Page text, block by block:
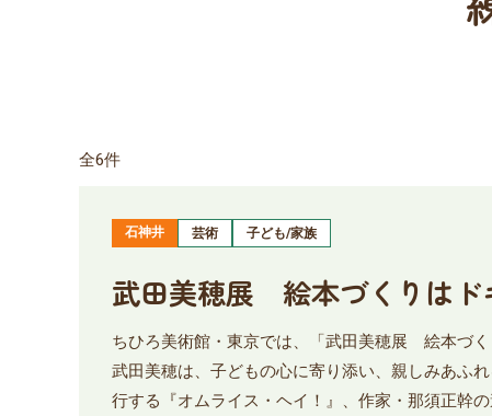
全6件
石神井 芸術 子ども/家族
武田美穂展 絵本づくりはド
ちひろ美術館・東京では、「武田美穂展 絵本づく
武田美穂は、子どもの心に寄り添い、親しみあふ
行する『オムライス・ヘイ！』、作家・那須正幹